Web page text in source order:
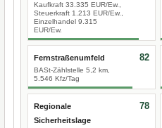
Kaufkraft 33.335 EUR/Ew.,
Steuerkraft 1.213 EUR/Ew.,
Einzelhandel 9.315
EUR/Ew.
Fernstraßenumfeld
BASt-Zählstelle 5,2 km,
5.546 Kfz/Tag
82
Regionale
Sicherheitslage
78